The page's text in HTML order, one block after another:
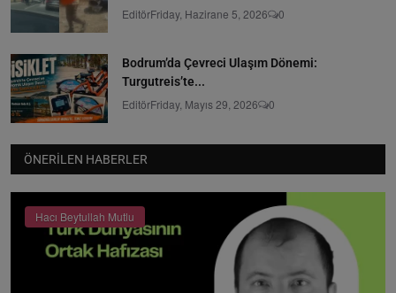
EditörFriday, Hazirane 5, 2026 0
Bodrum’da Çevreci Ulaşım Dönemi:
Turgutreis’te...
EditörFriday, Mayıs 29, 2026 0
ÖNERILEN HABERLER
Hacı Beytullah Mutlu